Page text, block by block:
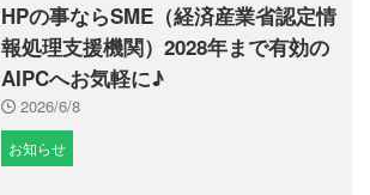
HPの事ならSME（経済産業省認定情
報処理支援機関）2028年まで有効の
AIPCへお気軽に♪
2026/6/8
お知らせ